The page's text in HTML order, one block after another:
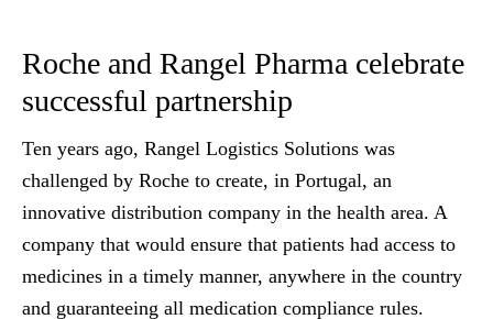
Roche and Rangel Pharma celebrate
successful partnership
Ten years ago, Rangel Logistics Solutions was
challenged by Roche to create, in Portugal, an
innovative distribution company in the health area. A
company that would ensure that patients had access to
medicines in a timely manner, anywhere in the country
and guaranteeing all medication compliance rules.